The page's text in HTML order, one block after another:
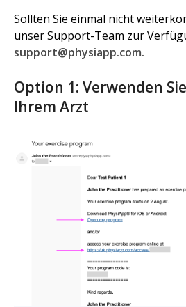
Sollten Sie einmal nicht
unser Support-Team zur
support@physiapp.com.
Option 1: Verwenden
Ihrem Arzt